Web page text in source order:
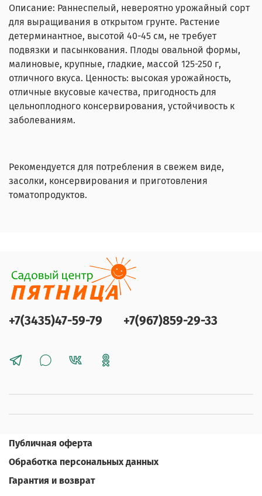
Описание: Раннеспелый, невероятно урожайный сорт
для выращивания в открытом грунте. Растение
детерминантное, высотой 40-45 см, не требует
подвязки и пасынкования. Плоды овальной формы,
малиновые, крупные, гладкие, массой 125-250 г,
отличного вкуса. Ценность: высокая урожайность,
отличные вкусовые качества, пригодность для
цельноплодного консервирования, устойчивость к
заболеваниям.
Рекомендуется для потребления в свежем виде,
засолки, консервирования и приготовления
томатопродуктов.
+7(3435)47-59-79 +7(967)859-29-33
Публичная оферта
Обработка персональных данных
Гарантия и возврат